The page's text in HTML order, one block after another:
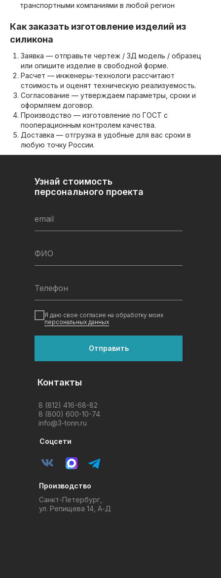
транспортными компаниями в любой регион
Как заказать изготовление изделий из
силикона
Заявка — отправьте чертеж / 3Д модель / образец
или опишите изделие в свободной форме.
Расчет — инженеры-технологи рассчитают
стоимость и оценят техническую реализуемость.
Согласование — утверждаем параметры, сроки и
оформляем договор.
Производство — изготовление по ГОСТ с
пооперационным контролем качества.
Доставка — отгрузка в удобные для вас сроки в
любую точку России.
info@3-tonn.ru
8 (800) 600-10-74
8 (812) 416-68-82
Производство
Санкт-Петербург,
ул. Репищева 14, А-Д
Узнай стоимость
персонального проекта
Контакты
Соцсети
email
ФИО
Телефон
Я даю свое согласие на обработку моих
персональных данных
Отправить